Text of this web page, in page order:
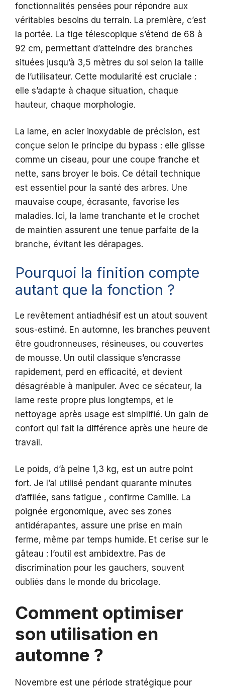
fonctionnalités pensées pour répondre aux
véritables besoins du terrain. La première, c’est
la portée. La tige télescopique s’étend de 68 à
92 cm, permettant d’atteindre des branches
situées jusqu’à 3,5 mètres du sol selon la taille
de l’utilisateur. Cette modularité est cruciale :
elle s’adapte à chaque situation, chaque
hauteur, chaque morphologie.
La lame, en acier inoxydable de précision, est
conçue selon le principe du bypass : elle glisse
comme un ciseau, pour une coupe franche et
nette, sans broyer le bois. Ce détail technique
est essentiel pour la santé des arbres. Une
mauvaise coupe, écrasante, favorise les
maladies. Ici, la lame tranchante et le crochet
de maintien assurent une tenue parfaite de la
branche, évitant les dérapages.
Pourquoi la finition compte
autant que la fonction ?
Le revêtement antiadhésif est un atout souvent
sous-estimé. En automne, les branches peuvent
être goudronneuses, résineuses, ou couvertes
de mousse. Un outil classique s’encrasse
rapidement, perd en efficacité, et devient
désagréable à manipuler. Avec ce sécateur, la
lame reste propre plus longtemps, et le
nettoyage après usage est simplifié. Un gain de
confort qui fait la différence après une heure de
travail.
Le poids, d’à peine 1,3 kg, est un autre point
fort. Je l’ai utilisé pendant quarante minutes
d’affilée, sans fatigue , confirme Camille. La
poignée ergonomique, avec ses zones
antidérapantes, assure une prise en main
ferme, même par temps humide. Et cerise sur le
gâteau : l’outil est ambidextre. Pas de
discrimination pour les gauchers, souvent
oubliés dans le monde du bricolage.
Comment optimiser
son utilisation en
automne ?
Novembre est une période stratégique pour